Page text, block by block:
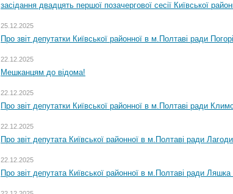
засідання двадцять першої позачергової сесії Київської
25.12.2025
Про звіт депутатки Київської районної в м.Полтаві ради
22.12.2025
Мешканцям до відома!
22.12.2025
Про звіт депутатки Київської районної в м.Полтаві ради
22.12.2025
Про звіт депутата Київської районної в м.Полтаві ради
22.12.2025
Про звіт депутата Київської районної в м.Полтаві ради Ляшка